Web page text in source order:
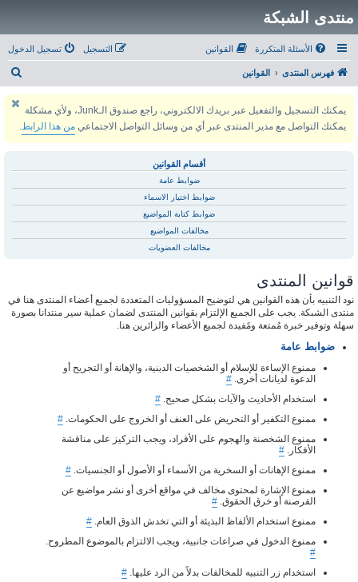
منتدى الشبكة
الأسئلة المتكررة القوانين تسجيل الدخول التسجيل
فهرس المنتدى القوانين
يمكنك التسجيل والتفعيل عبر بريدك الالكتروني، راجع صندوق الـJunk، ولأي مشكلة
يمكنك التواصل مع مدير المنتدى عبر أي من وسائل التواصل الاجتماعي من هذا الرابط.
أقسام القوانين
ضوابط عامة
ضوابط اختيار الاسماء
ضوابط كتابة المواضيع
مخالفات المواضيع
مخالفات العضويات
قوانين المنتدى
نود التنبيه بأن هذه القوانين هي لتوضيح المسؤوليات المتعددة لجميع أعضاء المنتدى هنا في
منتدى الشبكة. يجب على الجميع الإلتزام بقوانين المنتدى لضمان عملية سير منتدانا بصورة
سهلة وتوفير خبرة مُمتعة ومًفيدة لجميع الأعضاء والزائرين هنا.
ضوابط عامة
ممنوع الإساءة للإسلام أو الشخصيات الدينية، والإهانة أو التجريح أو
الدعوة لديانات أخرى. #
استخدام الأحاديث والآيات بشكل صحيح. #
ممنوع التكفير أو التحريض على العنف أو الخروج على الحكومات. #
ممنوع الشخصنة والهجوم على الأفراد، ويجب التركيز على مناقشة
الأفكار. #
ممنوع الإهانات أو السخرية من الأسماء أو الأصول أو الجنسيات. #
ممنوع الإشارة لمحتوى مخالف في مواقع أخرى أو نشر مواضيع عن
القرصنة أو خرق الحقوق. #
ممنوع استخدام الألفاظ البذيئة أو التي تخدش الذوق العام. #
ممنوع الدخول في صراعات جانبية، ويجب الالتزام بالموضوع المطروح.
#
استخدام زر التنبيه للمخالفات بدلاً من الرد عليها. #